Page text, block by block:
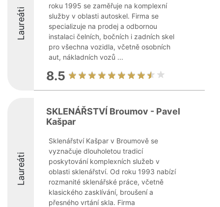
Laureáti
roku 1995 se zaměřuje na komplexní
služby v oblasti autoskel. Firma se
specializuje na prodej a odbornou
instalaci čelních, bočních i zadních skel
pro všechna vozidla, včetně osobních
aut, nákladních vozů ...
8.5
Laureáti
SKLENÁŘSTVÍ Broumov - Pavel
Kašpar
Sklenářství Kašpar v Broumově se
vyznačuje dlouholetou tradicí
poskytování komplexních služeb v
oblasti sklenářství. Od roku 1993 nabízí
rozmanité sklenářské práce, včetně
klasického zasklívání, broušení a
přesného vrtání skla. Firma